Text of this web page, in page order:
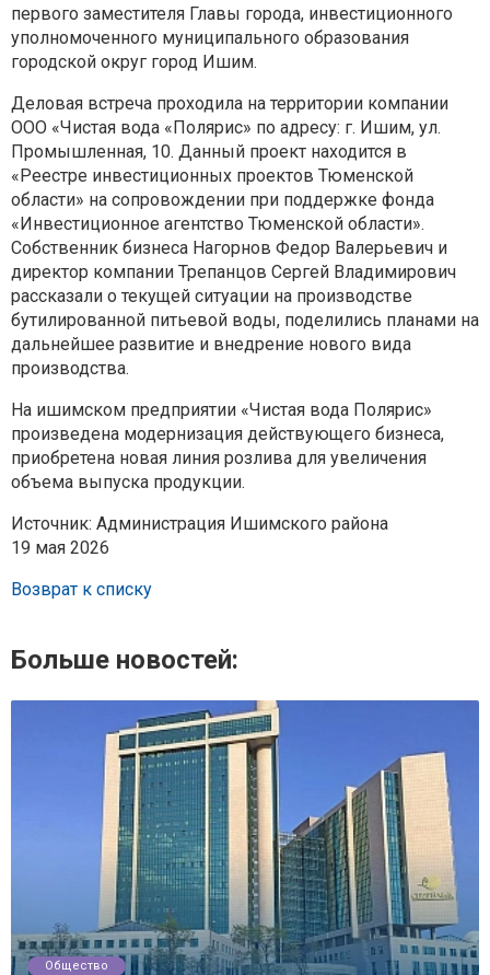
первого заместителя Главы города, инвестиционного
уполномоченного муниципального образования
городской округ город Ишим.
Деловая встреча проходила на территории компании
ООО «Чистая вода «Полярис» по адресу: г. Ишим, ул.
Промышленная, 10. Данный проект находится в
«Реестре инвестиционных проектов Тюменской
области» на сопровождении при поддержке фонда
«Инвестиционное агентство Тюменской области».
Собственник бизнеса Нагорнов Федор Валерьевич и
директор компании Трепанцов Сергей Владимирович
рассказали о текущей ситуации на производстве
бутилированной питьевой воды, поделились планами на
дальнейшее развитие и внедрение нового вида
производства.
На ишимском предприятии «Чистая вода Полярис»
произведена модернизация действующего бизнеса,
приобретена новая линия розлива для увеличения
объема выпуска продукции.
Источник: Администрация Ишимского района
19 мая 2026
Возврат к списку
Больше новостей:
Общество